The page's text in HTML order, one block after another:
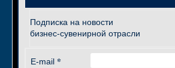
Подписка на новости
бизнес-сувенирной отрасли
E-mail *